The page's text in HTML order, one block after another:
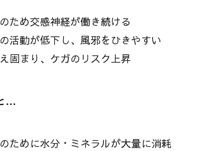
ため交感神経が働き続ける
活動が低下し、風邪をひきやすい
固まり、ケガのリスク上昇
…
ために水分・ミネラルが大量に消耗